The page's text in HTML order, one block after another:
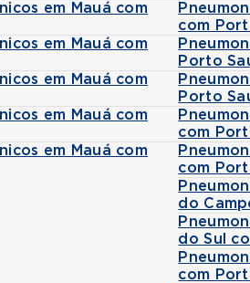
em Mauá com
em Mauá com
em Mauá com
em Mauá com
em Mauá com
com
Porto
Porto
com
com
do
do Sul
com